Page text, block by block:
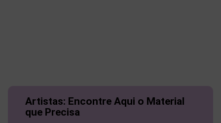
Artistas: Encontre Aqui o Material
que Precisa